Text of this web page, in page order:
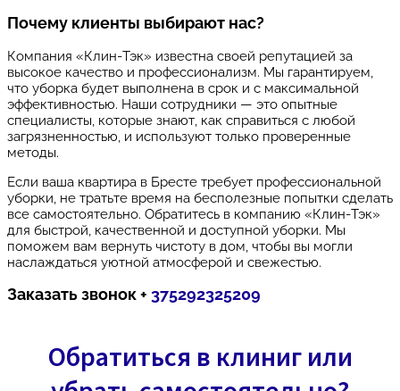
Почему клиенты выбирают нас?
Компания «Клин-Тэк» известна своей репутацией за
высокое качество и профессионализм. Мы гарантируем,
что уборка будет выполнена в срок и с максимальной
эффективностью. Наши сотрудники — это опытные
специалисты, которые знают, как справиться с любой
загрязненностью, и используют только проверенные
методы.
Если ваша квартира в Бресте требует профессиональной
уборки, не тратьте время на бесполезные попытки сделать
все самостоятельно. Обратитесь в компанию «Клин-Тэк»
для быстрой, качественной и доступной уборки. Мы
поможем вам вернуть чистоту в дом, чтобы вы могли
наслаждаться уютной атмосферой и свежестью.
Заказать звонок + 375292325209
Обратиться в клиниг или